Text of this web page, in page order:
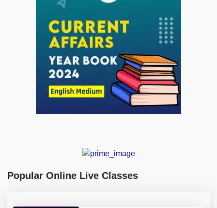
Popular Online Live Classes